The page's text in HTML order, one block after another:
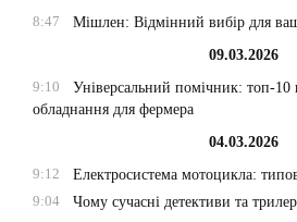
8:47
Мішлен: Відмінний вибір для
09.03.2026
9:10
Універсальний помічник: топ-10
обладнання для фермера
04.03.2026
9:12
Електросистема мотоцикла:
9:04
Чому сучасні детективи та